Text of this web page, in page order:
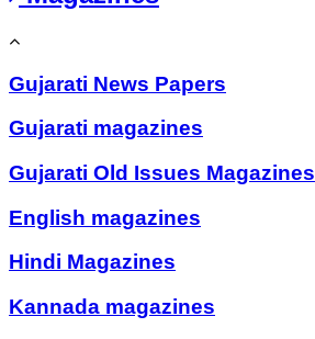
Gujarati News Papers
Gujarati magazines
Gujarati Old Issues Magazines
English magazines
Hindi Magazines
Kannada magazines